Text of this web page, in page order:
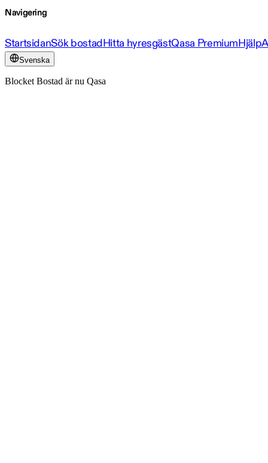
Navigering
StartsidanSök bostadHitta hyresgästQasa PremiumHjälp
Svenska
Blocket Bostad är nu Qasa